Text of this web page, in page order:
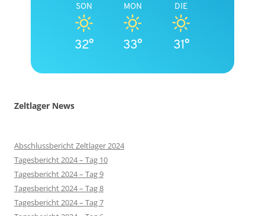
SON
32°
MON
33°
DIE
31°
Zeltlager News
Abschlussbericht Zeltlager 2024
Tagesbericht 2024 – Tag 10
Tagesbericht 2024 – Tag 9
Tagesbericht 2024 – Tag 8
Tagesbericht 2024 – Tag 7